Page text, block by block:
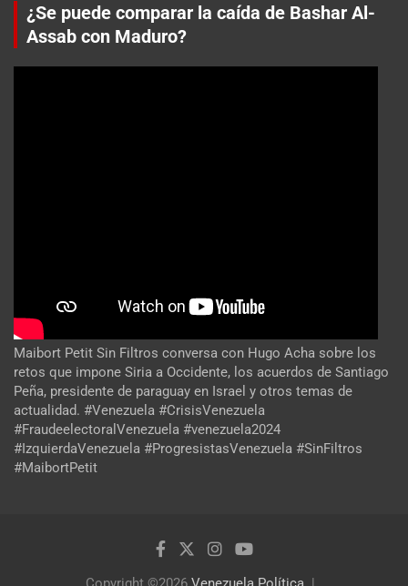
¿Se puede comparar la caída de Bashar Al-
Assab con Maduro?
Maibort Petit Sin Filtros conversa con Hugo Acha sobre los
retos que impone Siria a Occidente, los acuerdos de Santiago
Peña, presidente de paraguay en Israel y otros temas de
actualidad. #Venezuela #CrisisVenezuela
#FraudeelectoralVenezuela #venezuela2024
#IzquierdaVenezuela #ProgresistasVenezuela #SinFiltros
#MaibortPetit